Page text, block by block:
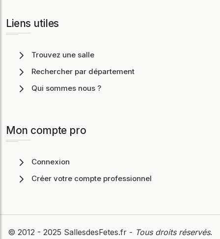
Liens utiles
Trouvez une salle
Rechercher par département
Qui sommes nous ?
Mon compte pro
Connexion
Créer votre compte professionnel
© 2012 - 2025 SallesdesFetes.fr - Tous droits réservés.